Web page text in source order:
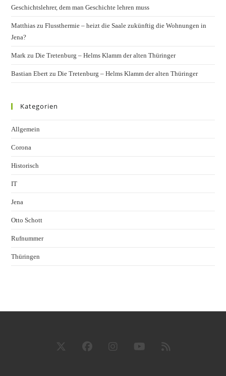
Geschichtslehrer, dem man Geschichte lehren muss
Matthias zuFlussthermie – heizt die Saale zukünftig die Wohnungen in
Jena?
Mark zuDie Tretenburg – Helms Klamm der alten Thüringer
Bastian Ebert zuDie Tretenburg – Helms Klamm der alten Thüringer
Kategorien
Allgemein
Corona
Historisch
IT
Jena
Otto Schott
Rufnummer
Thüringen